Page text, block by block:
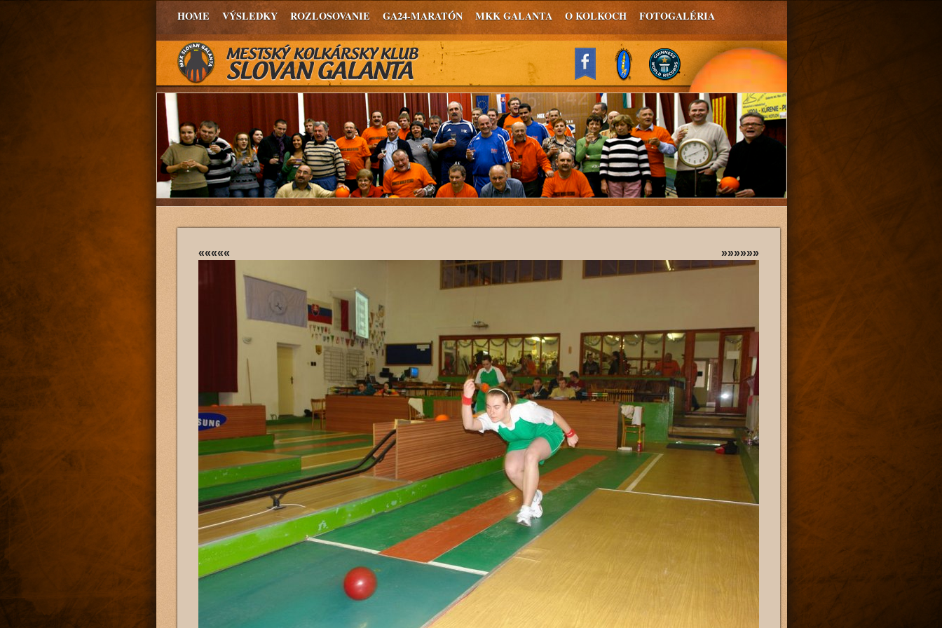
HOME VÝSLEDKY ROZLOSOVANIE GA24-MARATÓN MKK GALANTA O KOLKOCH FOTOGALÉRIA
««««« »»»»»»